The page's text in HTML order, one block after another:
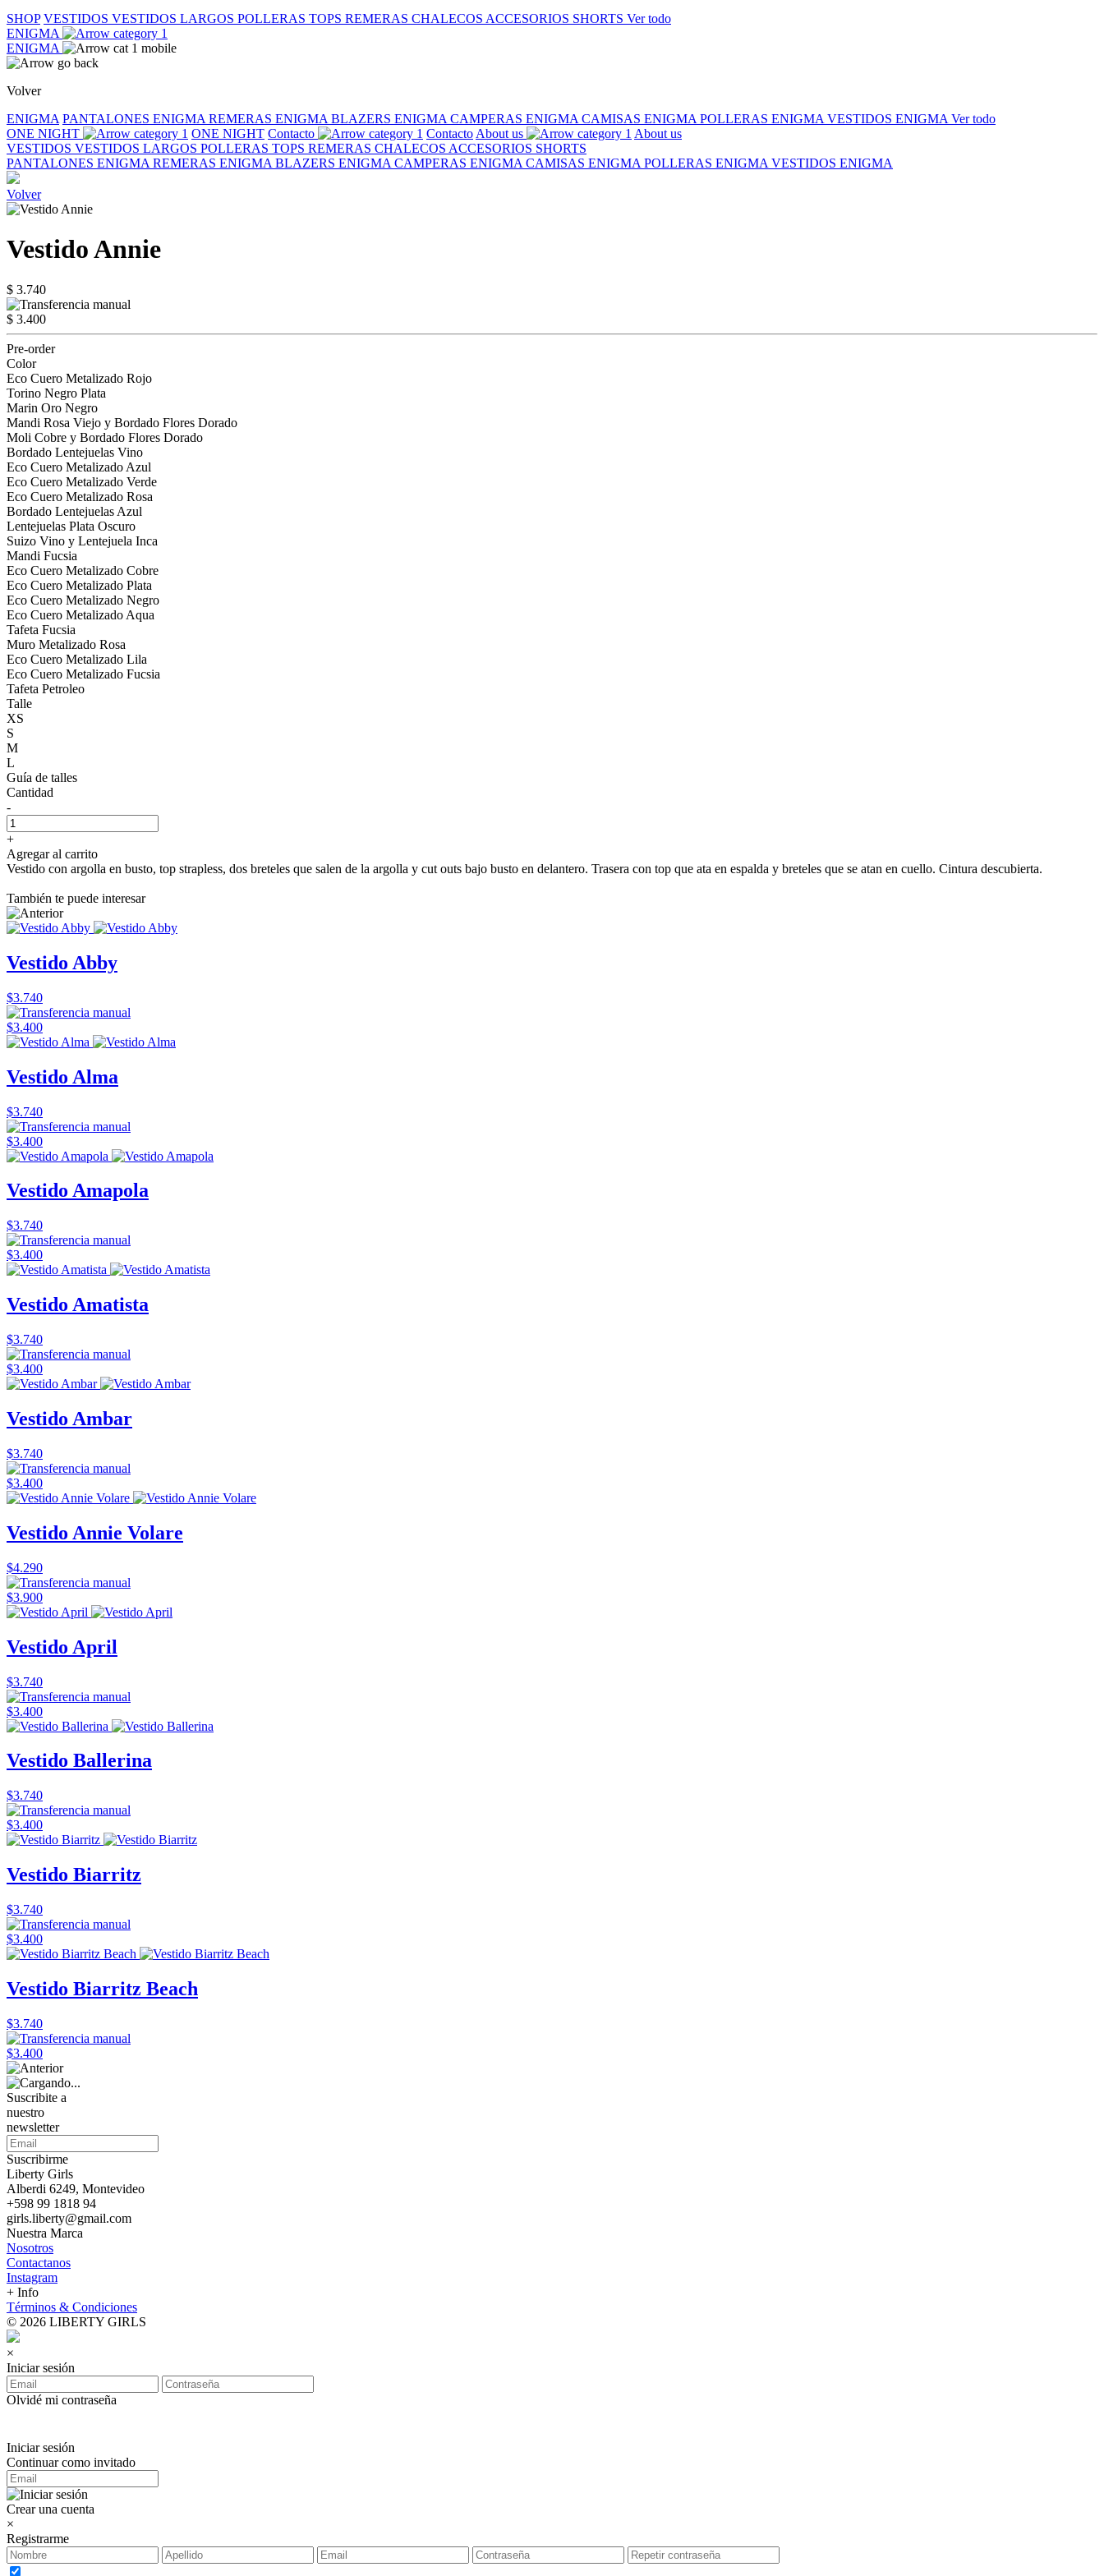
SHOP VESTIDOS VESTIDOS LARGOS POLLERAS TOPS REMERAS CHALECOS ACCESORIOS SHORTS Ver todo
ENIGMA
ENIGMA
Volver
ENIGMA PANTALONES ENIGMA REMERAS ENIGMA BLAZERS ENIGMA CAMPERAS ENIGMA CAMISAS ENIGMA POLLERAS ENIGMA VESTIDOS ENIGMA Ver todo
ONE NIGHT
ONE NIGHT Contacto Contacto About us
About us
VESTIDOS VESTIDOS LARGOS POLLERAS TOPS REMERAS CHALECOS ACCESORIOS SHORTS
PANTALONES ENIGMA REMERAS ENIGMA BLAZERS ENIGMA CAMPERAS ENIGMA CAMISAS ENIGMA POLLERAS ENIGMA VESTIDOS ENIGMA
Volver
Vestido Annie
$ 3.740
$ 3.400
Pre-order
Color
Eco Cuero Metalizado Rojo
Torino Negro Plata
Marin Oro Negro
Mandi Rosa Viejo y Bordado Flores Dorado
Moli Cobre y Bordado Flores Dorado
Bordado Lentejuelas Vino
Eco Cuero Metalizado Azul
Eco Cuero Metalizado Verde
Eco Cuero Metalizado Rosa
Bordado Lentejuelas Azul
Lentejuelas Plata Oscuro
Suizo Vino y Lentejuela Inca
Mandi Fucsia
Eco Cuero Metalizado Cobre
Eco Cuero Metalizado Plata
Eco Cuero Metalizado Negro
Eco Cuero Metalizado Aqua
Tafeta Fucsia
Muro Metalizado Rosa
Eco Cuero Metalizado Lila
Eco Cuero Metalizado Fucsia
Tafeta Petroleo
Talle
XS
S
M
L
Guía de talles
Cantidad
-
+
Agregar al carrito
Vestido con argolla en busto, top strapless, dos breteles que salen de la argolla y cut outs bajo busto en delantero. Trasera con top que ata en espalda y breteles que se atan en cuello. Cintura descubierta.
También te puede interesar
Vestido Abby
$3.740
$3.400
Vestido Alma
$3.740
$3.400
Vestido Amapola
$3.740
$3.400
Vestido Amatista
$3.740
$3.400
Vestido Ambar
$3.740
$3.400
Vestido Annie Volare
$4.290
$3.900
Vestido April
$3.740
$3.400
Vestido Ballerina
$3.740
$3.400
Vestido Biarritz
$3.740
$3.400
Vestido Biarritz Beach
$3.740
$3.400
Suscribite a
nuestro
newsletter
Suscribirme
Liberty Girls
Alberdi 6249, Montevideo
+598 99 1818 94
girls.liberty@gmail.com
Nuestra Marca
Nosotros
Contactanos
Instagram
+ Info
Términos & Condiciones
© 2026 LIBERTY GIRLS
×
Iniciar sesión
Olvidé mi contraseña
Iniciar sesión
Continuar como invitado
Crear una cuenta
×
Registrarme